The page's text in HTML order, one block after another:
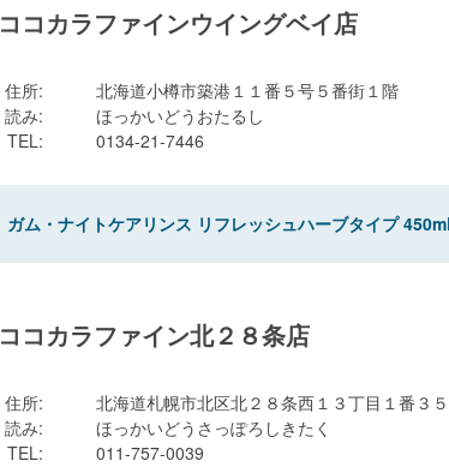
ココカラファインウイングベイ店
住所:
北海道小樽市築港１１番５号５番街１階
読み:
ほっかいどうおたるし
TEL: 0134-21-7446
ガム・ナイトケアリンス リフレッシュハーブタイプ
ココカラファイン北２８条店
住所:
北海道札幌市北区北２８条西１３丁目１番３
読み:
ほっかいどうさっぽろしきたく
TEL: 011-757-0039